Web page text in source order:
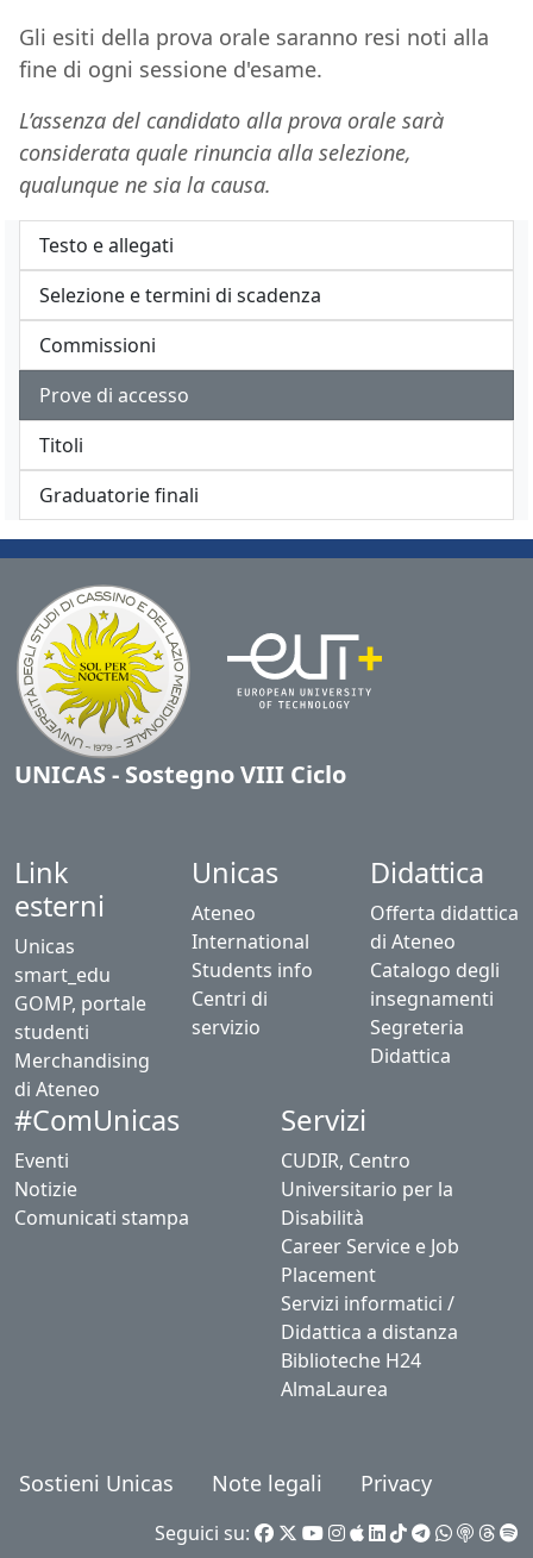
Gli esiti della prova orale saranno resi noti alla
fine di ogni sessione d'esame.
L’assenza del candidato alla prova orale sarà
considerata quale rinuncia alla selezione,
qualunque ne sia la causa.
Testo e allegati
Selezione e termini di scadenza
Commissioni
Prove di accesso
Titoli
Graduatorie finali
UNICAS - Sostegno VIII Ciclo
Link
esterni
Unicas
smart_edu
GOMP, portale
studenti
Merchandising
di Ateneo
Unicas
Ateneo
International
Students info
Centri di
servizio
Didattica
Offerta didattica
di Ateneo
Catalogo degli
insegnamenti
Segreteria
Didattica
#ComUnicas
Eventi
Notizie
Comunicati stampa
Servizi
CUDIR, Centro
Universitario per la
Disabilità
Career Service e Job
Placement
Servizi informatici /
Didattica a distanza
Biblioteche H24
AlmaLaurea
Sostieni Unicas Note legali Privacy
Seguici su: